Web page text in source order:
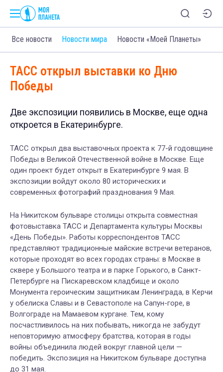
Все новости Новости мира Новости «Моей Планеты»
ТАСС открыл выставки ко Дню
Победы
Две экспозиции появились в Москве, еще одна
откроется в Екатеринбурге.
ТАСС открыл два выставочных проекта к 77-й годовщине
Победы в Великой Отечественной войне в Москве. Еще
один проект будет открыт в Екатеринбурге 9 мая. В
экспозиции войдут около 80 исторических и
современных фотографий празднования 9 Мая.
На Никитском бульваре столицы открыта совместная
фотовыставка ТАСС и Департамента культуры Москвы
«День Победы». Работы корреспондентов ТАСС
представляют традиционные майские встречи ветеранов,
которые проходят во всех городах страны: в Москве в
сквере у Большого театра и в парке Горького, в Санкт-
Петербурге на Пискаревском кладбище и около
Монумента героическим защитникам Ленинграда, в Керчи
у обелиска Славы и в Севастополе на Сапун-горе, в
Волгограде на Мамаевом кургане. Тем, кому
посчастливилось на них побывать, никогда не забудут
неповторимую атмосферу братства, которая в годы
войны объединила людей вокруг главной цели —
победить. Экспозиция на Никитском бульваре доступна
до 31 мая.